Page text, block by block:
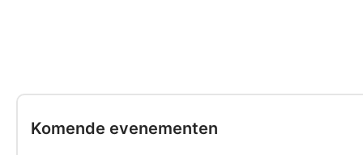
Komende evenementen